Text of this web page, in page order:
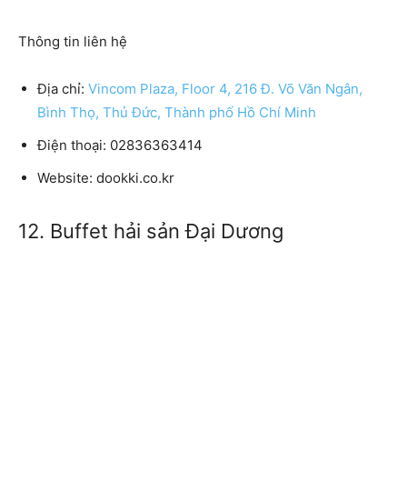
Thông tin liên hệ
Địa chỉ: Vincom Plaza, Floor 4, 216 Đ. Võ Văn Ngân,
Bình Thọ, Thủ Đức, Thành phố Hồ Chí Minh
Điện thoại: 02836363414
Website: dookki.co.kr
12. Buffet hải sản Đại Dương